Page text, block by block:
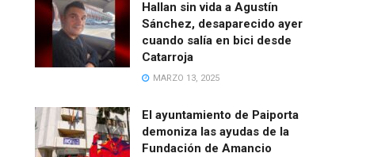
Hallan sin vida a Agustín
Sánchez, desaparecido ayer
cuando salía en bici desde
Catarroja
MARZO 13, 2025
El ayuntamiento de Paiporta
demoniza las ayudas de la
Fundación de Amancio